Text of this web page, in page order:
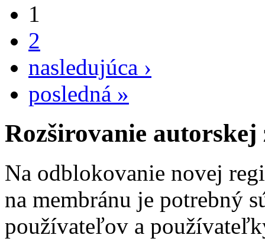
1
2
nasledujúca ›
posledná »
Rozširovanie autorskej
Na odblokovanie novej
na membránu je potrebný
používateľov a